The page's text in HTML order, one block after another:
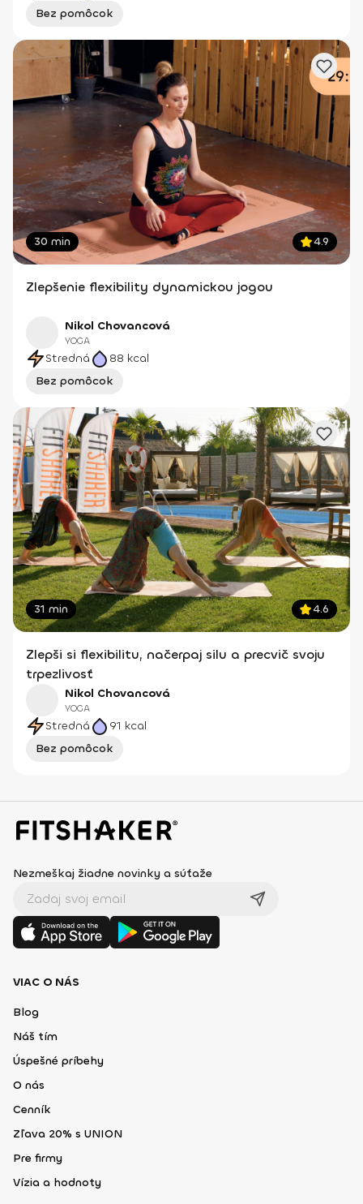
Bez pomôcok
30 min 4.9
Zlepšenie flexibility dynamickou jogou
Nikol Chovancová
YOGA
Stredná 88 kcal
Bez pomôcok
31 min 4.6
Zlepši si flexibilitu, načerpaj silu a precvič svoju
trpezlivosť
Nikol Chovancová
YOGA
Stredná 91 kcal
Bez pomôcok
Nezmeškaj žiadne novinky a súťaže
VIAC O NÁS
Blog
Náš tím
Úspešné príbehy
O nás
Cenník
Zľava 20% s UNION
Pre firmy
Vízia a hodnoty